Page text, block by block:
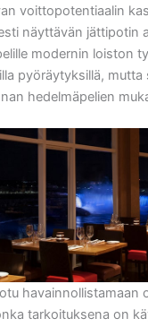
voittopotentiaalin
näyttävän jättipotin
modernin loiston
pyöräytyksillä, mutta
hedelmäpelien
havainnollistamaan
tarkoituksena on